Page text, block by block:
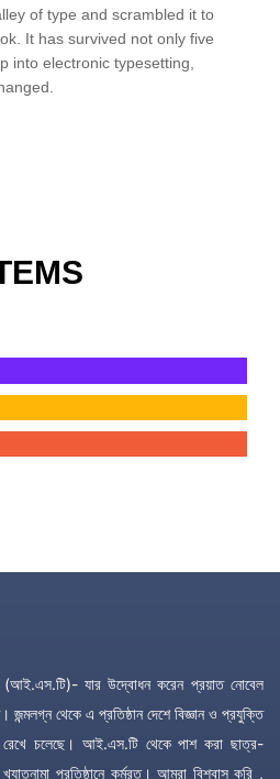
of type and scrambled it to
It has survived not only five
into electronic typesetting,
(আই.এস.টি)- যার উদ্বোধন করেন প্রয়াত নোবেল
জন্মলগ্ন থেকে এ প্রতিষ্ঠান দেশে বিজ্ঞান ও প্রযুক্তি
রেখে চলেছে। আই.এস.টি থেকে পাশ করা ছাত্র-
প্রতিষ্ঠানে কর্মরত। আমরা বিশ্বাস করি ,